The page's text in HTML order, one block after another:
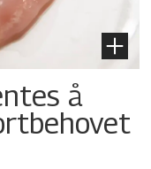
å